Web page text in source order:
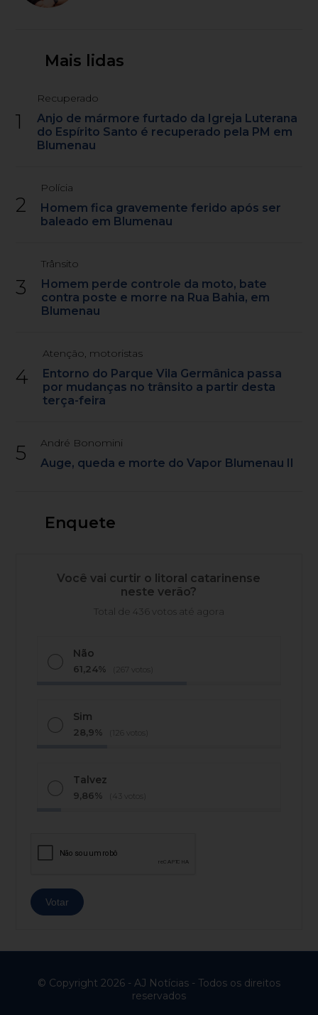
Mais lidas
1
Recuperado
Anjo de mármore furtado da Igreja Luterana
do Espírito Santo é recuperado pela PM em
Blumenau
2
Polícia
Homem fica gravemente ferido após ser
baleado em Blumenau
3
Trânsito
Homem perde controle da moto, bate
contra poste e morre na Rua Bahia, em
Blumenau
4
Atenção, motoristas
Entorno do Parque Vila Germânica passa
por mudanças no trânsito a partir desta
terça-feira
5 André Bonomini
Auge, queda e morte do Vapor Blumenau II
Enquete
Você vai curtir o litoral catarinense
neste verão?
Total de 436 votos até agora
Não
61,24% (267 votos)
Sim
28,9% (126 votos)
Talvez
9,86% (43 votos)
© Copyright 2026 - AJ Notícias - Todos os direitos
reservados